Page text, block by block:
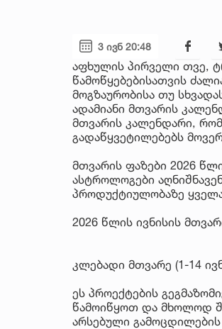
3 ივნ 20:48
აფხულის პირველი თვე,
წამოწყებებისათვის
მოგზაურობისა თუ
ადამიანი მთვარის
მთვარის კალენდარი,
გადაწყვეტილებებს
მთვარის ფაზები 2026
ასტროლოგები
პროდუქტიულობაზე
2026 წლის ივნისის
კლებადი მთვარე (1-14
ეს პროექტების
წამოიწყოთ და მხოლოდ
არსებული